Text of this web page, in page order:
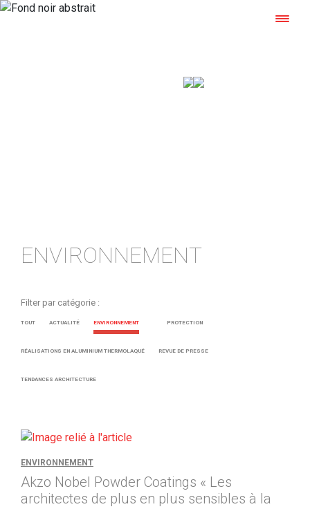
ENVIRONNEMENT
Filter par catégorie :
TOUT ACTUALITÉ ENVIRONNEMENT PROTECTION
RÉALISATIONS EN ALUMINIUM THERMOLAQUÉ REVUE DE PRESSE
TENDANCES ARCHITECTURE
ENVIRONNEMENT
Akzo Nobel Powder Coatings « Les
architectes de plus en plus sensibles à la